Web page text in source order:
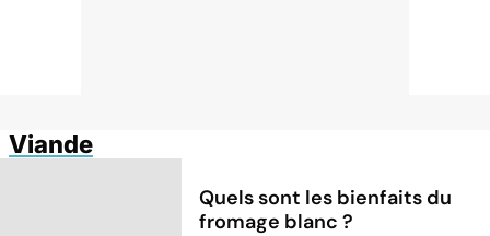
Viande
Quels sont les bienfaits du
fromage blanc ?